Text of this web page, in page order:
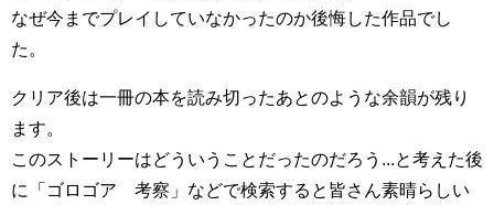
なぜ今までプレイしていなかったのか後悔した作品でし
た。
クリア後は一冊の本を読み切ったあとのような余韻が残り
ます。
このストーリーはどういうことだったのだろう...と考えた後
に「ゴロゴア 考察」などで検索すると皆さん素晴らしい